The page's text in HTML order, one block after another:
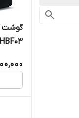
گوشت
HBF03